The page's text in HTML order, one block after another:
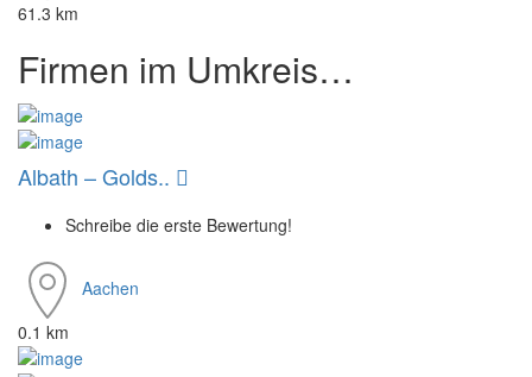
61.3 km
Firmen im Umkreis…
Albath – Golds..
Schreibe die erste Bewertung!
Aachen
0.1 km